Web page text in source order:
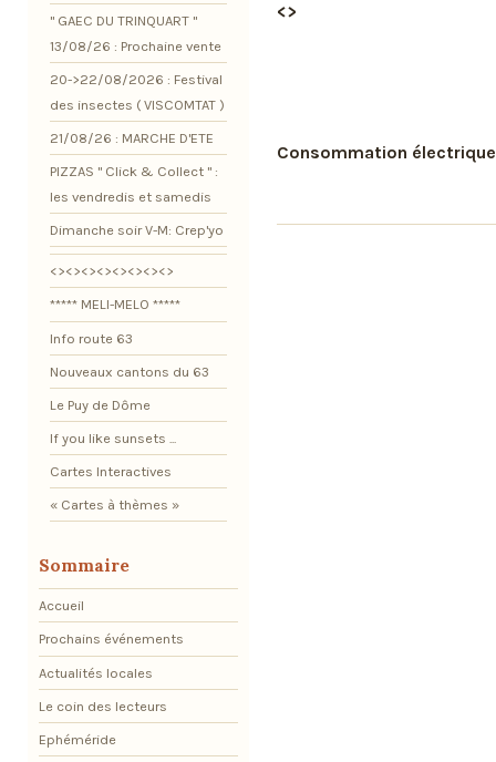
<>
Consommation
" GAEC DU TRINQUART "
13/08/26 : Prochaine vente
20->22/08/2026 : Festival
des insectes ( VISCOMTAT )
21/08/26 : MARCHE D'ETE
PIZZAS " Click & Collect " :
les vendredis et samedis
Dimanche soir V-M: Crep'yo
<><><><><><><><>
***** MELI-MELO *****
Info route 63
Nouveaux cantons du 63
Le Puy de Dôme
If you like sunsets ...
Cartes Interactives
« Cartes à thèmes »
Sommaire
Accueil
Prochains événements
Actualités locales
Le coin des lecteurs
Ephéméride